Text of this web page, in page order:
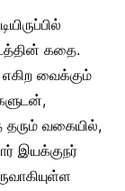
கதை.
வைக்கும்
தரும் வகையில்,
இயக்குநர்